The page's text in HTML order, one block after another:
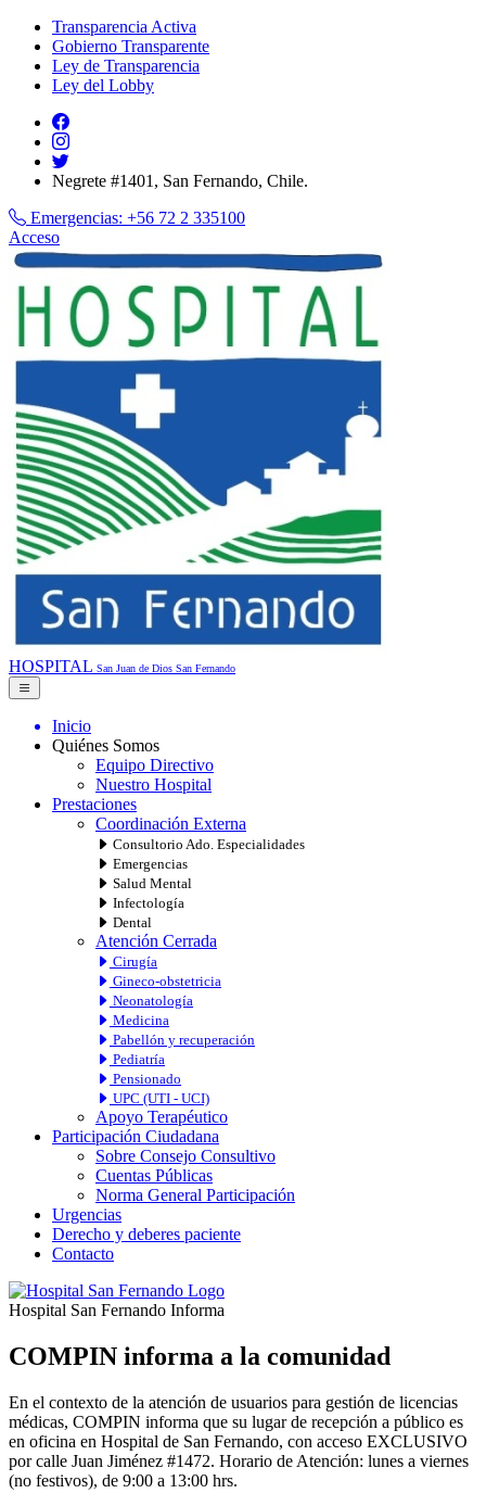
Transparencia Activa
Gobierno Transparente
Ley de Transparencia
Ley del Lobby
Negrete #1401, San Fernando, Chile.
Emergencias: +56 72 2 335100
Acceso
HOSPITAL San Juan de Dios San Fernando
Inicio
Quiénes Somos
Equipo Directivo
Nuestro Hospital
Prestaciones
Coordinación Externa
Consultorio Ado. Especialidades
Emergencias
Salud Mental
Infectología
Dental
Atención Cerrada
Cirugía
Gineco-obstetricia
Neonatología
Medicina
Pabellón y recuperación
Pediatría
Pensionado
UPC (UTI - UCI)
Apoyo Terapéutico
Participación Ciudadana
Sobre Consejo Consultivo
Cuentas Públicas
Norma General Participación
Urgencias
Derecho y deberes paciente
Contacto
Hospital San Fernando Informa
COMPIN informa a la comunidad
En el contexto de la atención de usuarios para gestión de licencias
médicas, COMPIN informa que su lugar de recepción a público es
en oficina en Hospital de San Fernando, con acceso EXCLUSIVO
por calle Juan Jiménez #1472. Horario de Atención: lunes a viernes
(no festivos), de 9:00 a 13:00 hrs.